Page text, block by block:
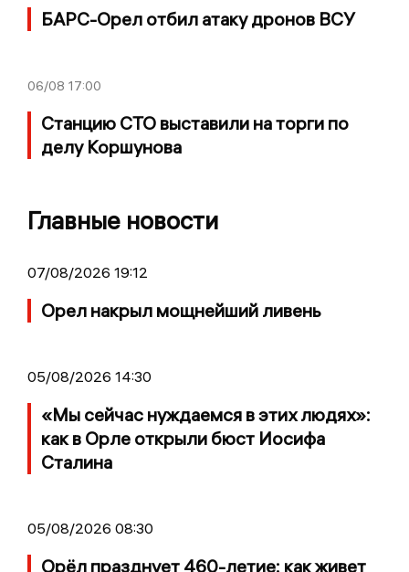
БАРС-Орел отбил атаку дронов ВСУ
06/08 17:00
Станцию СТО выставили на торги по
делу Коршунова
Главные новости
07/08/2026 19:12
Орел накрыл мощнейший ливень
05/08/2026 14:30
«Мы сейчас нуждаемся в этих людях»:
как в Орле открыли бюст Иосифа
Сталина
05/08/2026 08:30
Орёл празднует 460-летие: как живет